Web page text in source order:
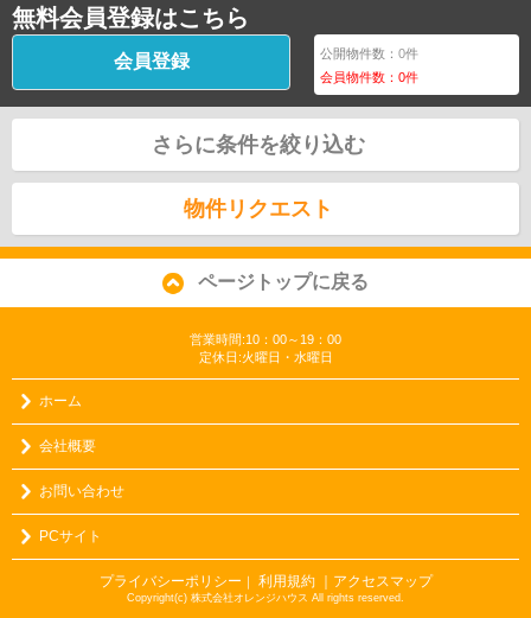
無料会員登録はこちら
会員登録 公開物件数：0件
会員物件数：0件
さらに条件を絞り込む
物件リクエスト
ページトップに戻る
営業時間:10：00～19：00
定休日:火曜日・水曜日
ホーム
会社概要
お問い合わせ
PCサイト
プライバシーポリシー ｜ 利用規約 ｜アクセスマップ
Copyright(c) 株式会社オレンジハウス All rights reserved.